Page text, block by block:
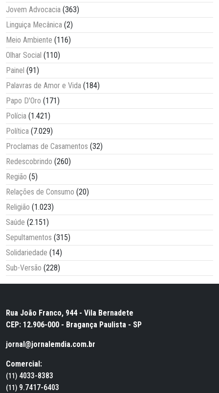
Jovem Advocacia (363)
Linguiça Mecânica (2)
Meio Ambiente (116)
Olhar Social (110)
Painel (91)
Palavras de Amor e Vida (184)
Papo D'Oro (171)
Polícia (1.421)
Política (7.029)
Proclamas de Casamentos (32)
Redescobrindo (260)
Região (5)
Relações de Consumo (20)
Religião (1.023)
Saúde (2.151)
Sepultamentos (315)
Solidariedade (14)
Sub-Versão (228)
Rua João Franco, 944 - Vila Bernadete
CEP: 12.906-000 - Bragança Paulista - SP
jornal@jornalemdia.com.br
Comercial:
(11) 4033-8383
(11) 9.7417-6403